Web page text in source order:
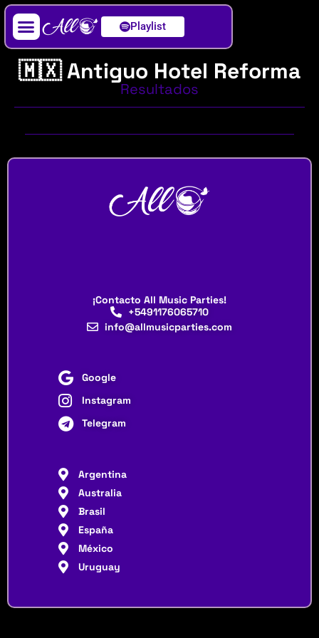
Playlist
🇲🇽 Antiguo Hotel Reforma
Resultados
¡Contacto All Music Parties!
+5491176065710
info@allmusicparties.com
Google
Instagram
Telegram
Argentina
Australia
Brasil
España
México
Uruguay